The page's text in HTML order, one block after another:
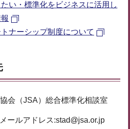
い・標準化をビジネスに活用し
ナーシップ制度について
会（JSA）総合標準化相談室
ールアドレス:stad@jsa.or.jp